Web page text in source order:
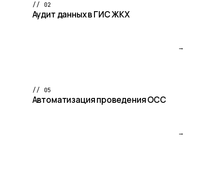
// 02
Аудит данных в ГИС ЖКХ
→
// 05
Автоматизация проведения ОСС
→